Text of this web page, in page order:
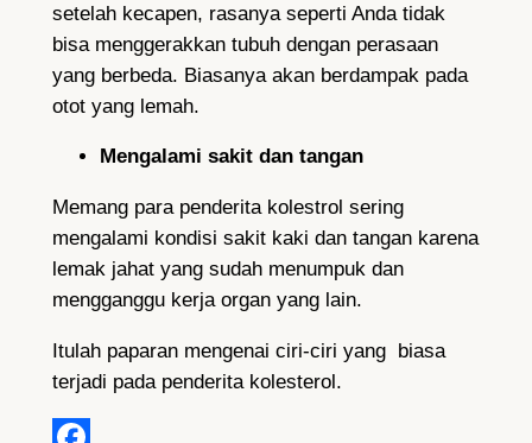
setelah kecapen, rasanya seperti Anda tidak
bisa menggerakkan tubuh dengan perasaan
yang berbeda. Biasanya akan berdampak pada
otot yang lemah.
Mengalami sakit dan tangan
Memang para penderita kolestrol sering
mengalami kondisi sakit kaki dan tangan karena
lemak jahat yang sudah menumpuk dan
mengganggu kerja organ yang lain.
Itulah paparan mengenai ciri-ciri yang biasa
terjadi pada penderita kolesterol.